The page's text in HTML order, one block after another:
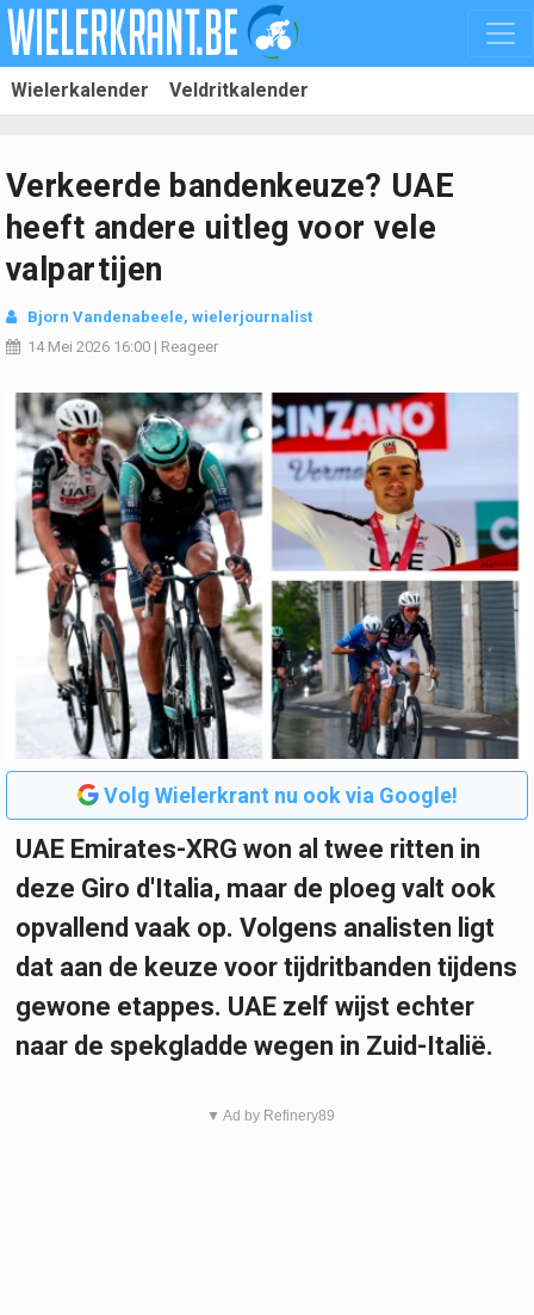
Wielerkalender Veldritkalender
Verkeerde bandenkeuze? UAE
heeft andere uitleg voor vele
valpartijen
Bjorn Vandenabeele, wielerjournalist
14 Mei 2026 16:00 | Reageer
Volg Wielerkrant nu ook via Google!
UAE Emirates-XRG won al twee ritten in
deze Giro d'Italia, maar de ploeg valt ook
opvallend vaak op. Volgens analisten ligt
dat aan de keuze voor tijdritbanden tijdens
gewone etappes. UAE zelf wijst echter
naar de spekgladde wegen in Zuid-Italië.
▼ Ad by Refinery89